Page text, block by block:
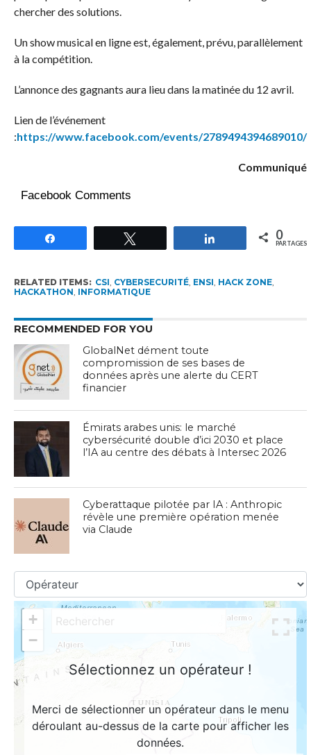
chercher des solutions.
Un show musical en ligne est, également, prévu, parallèlement
à la compétition.
L’annonce des gagnants aura lieu dans la matinée du 12 avril.
Lien de l’événement
:https://www.facebook.com/events/2789494394689010/
Communiqué
Facebook Comments
Partagez 0
PARTAGES
RELATED ITEMS: CSI CYBERSECURITÉ, ENSI HACK ZONE,
HACKATHON INFORMATIQUE
RECOMMENDED FOR YOU
GlobalNet dément toute
compromission de ses bases de
données après une alerte du CERT
financier
Émirats arabes unis: le marché
cybersécurité double d’ici 2030 et place
l’IA au centre des débats à Intersec 2026
Cyberattaque pilotée par IA : Anthropic
révèle une première opération menée
via Claude